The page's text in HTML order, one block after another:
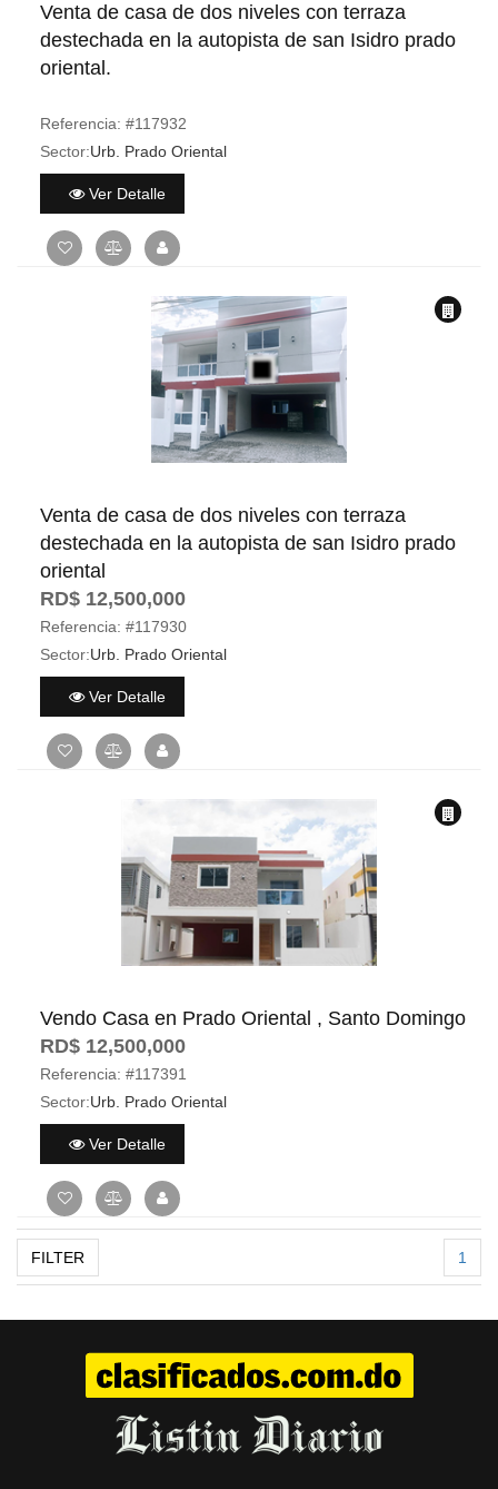
Venta de casa de dos niveles con terraza
destechada en la autopista de san Isidro prado
oriental.
Referencia: #117932
Sector:Urb. Prado Oriental
Ver Detalle
Venta de casa de dos niveles con terraza
destechada en la autopista de san Isidro prado
oriental
RD$ 12,500,000
Referencia: #117930
Sector:Urb. Prado Oriental
Ver Detalle
Vendo Casa en Prado Oriental , Santo Domingo
RD$ 12,500,000
Referencia: #117391
Sector:Urb. Prado Oriental
Ver Detalle
FILTER 1